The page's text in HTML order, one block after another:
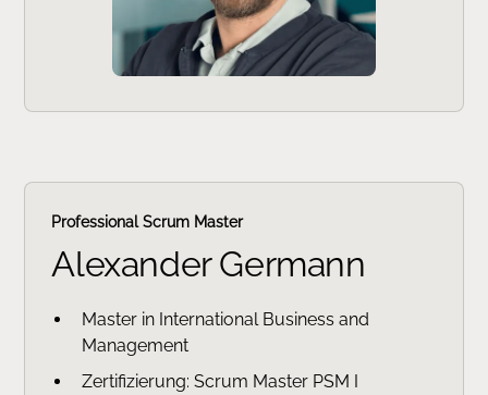
Professional Scrum Master
Alexander Germann
Master in International Business and
Management
Zertifizierung: Scrum Master PSM I